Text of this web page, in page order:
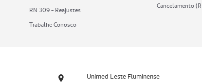
RN 309 - Reajustes
Trabalhe Conosco
Cancelamento
Unimed Leste Fluminense